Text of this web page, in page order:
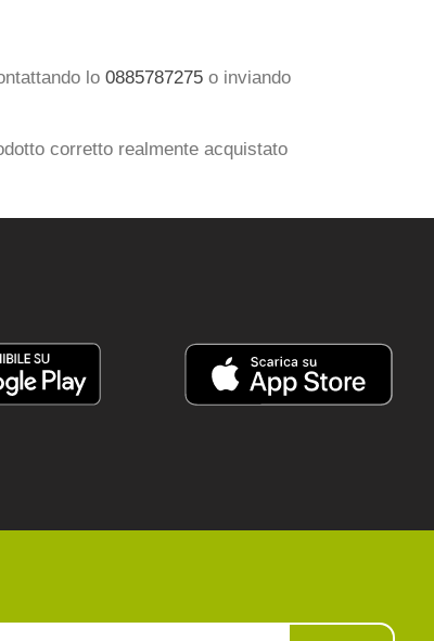
lo 0885787275 o inviando
corretto realmente acquistato